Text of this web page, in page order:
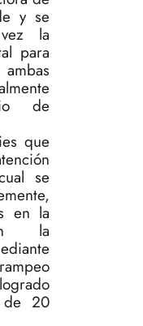
y se
la
para
de
que
se
en la
la
de 20